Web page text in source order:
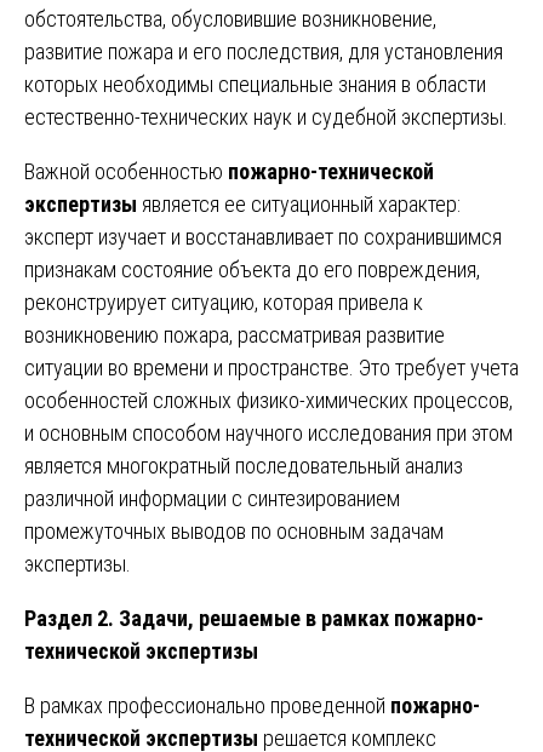
обстоятельства, обусловившие возникновение,
развитие пожара и его последствия, для установления
которых необходимы специальные знания в области
естественно-технических наук и судебной экспертизы.
Важной особенностью пожарно-технической
экспертизы является ее ситуационный характер:
эксперт изучает и восстанавливает по сохранившимся
признакам состояние объекта до его повреждения,
реконструирует ситуацию, которая привела к
возникновению пожара, рассматривая развитие
ситуации во времени и пространстве. Это требует учета
особенностей сложных физико-химических процессов,
и основным способом научного исследования при этом
является многократный последовательный анализ
различной информации с синтезированием
промежуточных выводов по основным задачам
экспертизы.
Раздел 2. Задачи, решаемые в рамках пожарно-
технической экспертизы
В рамках профессионально проведенной пожарно-
технической экспертизы решается комплекс